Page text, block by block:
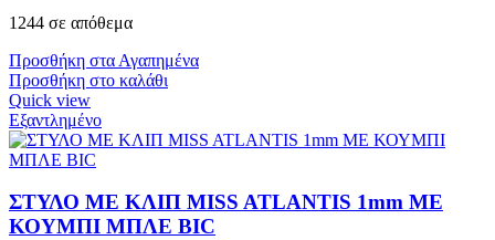
1244 σε απόθεμα
Προσθήκη στα Αγαπημένα
Προσθήκη στο καλάθι
Quick view
Εξαντλημένο
ΣΤΥΛΟ ΜΕ ΚΛΙΠ MISS ATLANTIS 1mm ΜΕ
ΚΟΥΜΠΙ ΜΠΛΕ BIC